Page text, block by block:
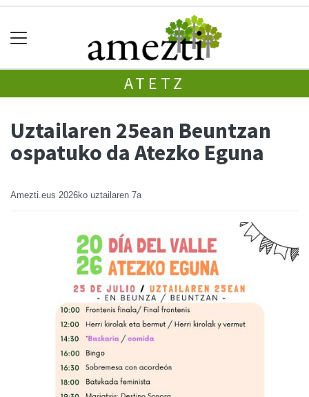
ATETZ
Uztailaren 25ean Beuntzan
ospatuko da Atezko Eguna
Amezti.eus 2026ko uztailaren 7a